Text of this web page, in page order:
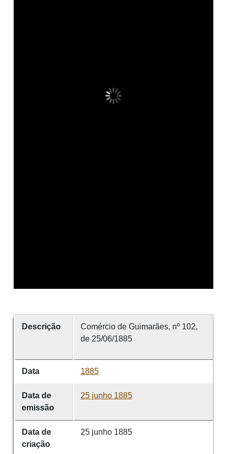
Descrição
Comércio de Guimarães, nº 102,
de 25/06/1885
Data 1885
Data de
emissão
25 junho 1885
Data de
criação
25 junho 1885